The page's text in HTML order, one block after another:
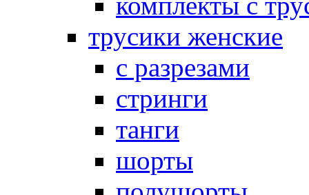
трусики женские
с разрезами
стринги
танги
шорты